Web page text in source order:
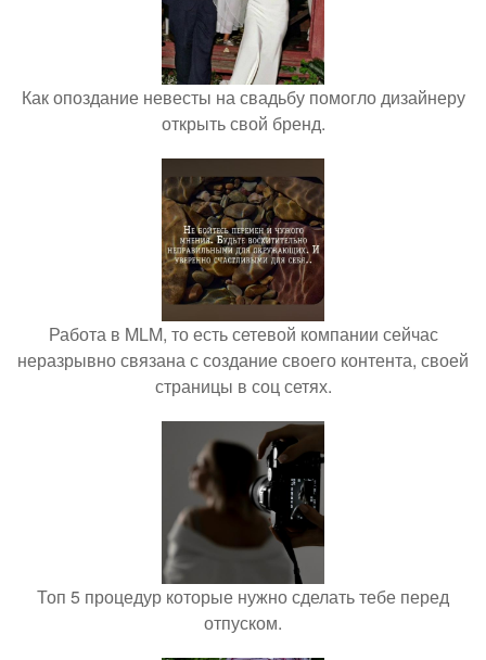
Как опоздание невесты на свадьбу помогло дизайнеру
открыть свой бренд.
Работа в MLM, то есть сетевой компании сейчас
неразрывно связана с создание своего контента, своей
страницы в соц сетях.
Топ 5 процедур которые нужно сделать тебе перед
отпуском.